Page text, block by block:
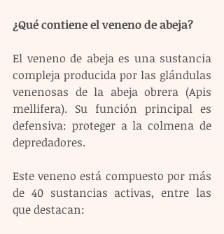
¿Qué contiene el veneno de abeja?
El veneno de abeja es una sustancia
compleja producida por las glándulas
venenosas de la abeja obrera (Apis
mellifera). Su función principal es
defensiva: proteger a la colmena de
depredadores.
Este veneno está compuesto por más
de 40 sustancias activas, entre las
que destacan: